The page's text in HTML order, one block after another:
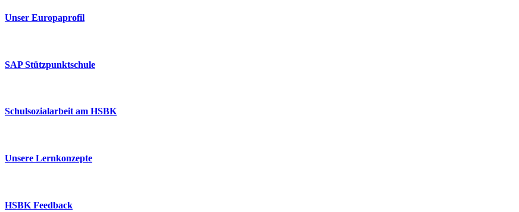
Unser Europaprofil
SAP Stützpunktschule
Schulsozialarbeit am HSBK
Unsere Lernkonzepte
HSBK Feedback